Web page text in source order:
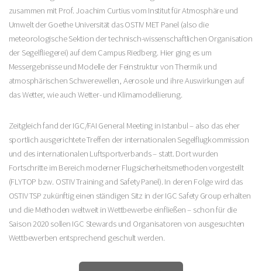
zusammen mit Prof. Joachim Curtius vom Institut für Atmosphäre und
Umwelt der Goethe Universität das OSTIV MET Panel (also die
meteorologische Sektion der technisch-wissenschaftlichen Organisation
der Segelfliegerei) auf dem Campus Riedberg. Hier ging es um
Messergebnisse und Modelle der Feinstruktur von Thermik und
atmosphärischen Schwerewellen, Aerosole und ihre Auswirkungen auf
das Wetter, wie auch Wetter- und Klimamodellierung.
Zeitgleich fand der IGC/FAI General Meeting in Istanbul – also das eher
sportlich ausgerichtete Treffen der internationalen Segelflugkommission
und des internationalen Luftsportverbands – statt. Dort wurden
Fortschritte im Bereich moderner Flugsicherheitsmethoden vorgestellt
(FLYTOP bzw. OSTIV Training and Safety Panel). In deren Folge wird das
OSTIV TSP zukünftig einen ständigen Sitz in der IGC Safety Group erhalten
und die Methoden weltweit in Wettbewerbe einfließen – schon für die
Saison 2020 sollen IGC Stewards und Organisatoren von ausgesuchten
Wettbewerben entsprechend geschult werden.